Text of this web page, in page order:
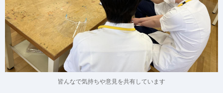
皆んなで気持ちや意見を共有しています